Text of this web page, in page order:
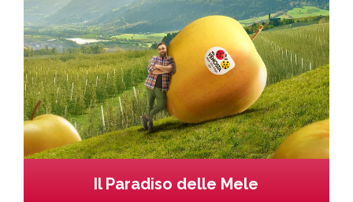
Il Paradiso delle Mele